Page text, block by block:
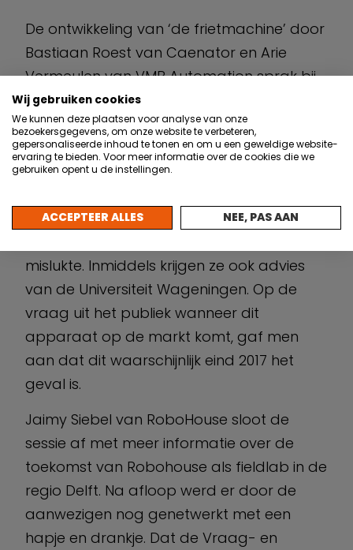
De ontwikkeling van ‘de frietmachine’ door
Bastiaan Roest van Caenator en Arie
Vermeulen van VMB Automation sprak bij
veel aanwezigen tot de verbeelding. Een
machine met 200 verschillende sensoren,
die in twee minuten zelf een bakje friet kan
produceren. De ondernemers werken al
verder te perfectioneren, nadat een
mislukte. Inmiddels krijgen ze ook advies
van de Universiteit Wageningen. Op de
vraag uit het publiek wanneer dit
apparaat op de markt komt, gaf men
aan dat dit waarschijnlijk eind 2017 het
geval is.
Jaimy Siebel van RoboHouse sloot de
sessie af met meer informatie over de
toekomst van Robohouse als fieldlab in de
regio Delft. Na afloop werd er door de
aanwezigen nog genetwerkt met een
hapje en drankje. Dat de Vraag- en
Wij gebruiken cookies
We kunnen deze plaatsen voor analyse van onze
bezoekersgegevens, om onze website te verbeteren,
gepersonaliseerde inhoud te tonen en om u een geweldige website-
ervaring te bieden. Voor meer informatie over de cookies die we
gebruiken opent u de instellingen.
ACCEPTEER ALLES NEE, PAS AAN